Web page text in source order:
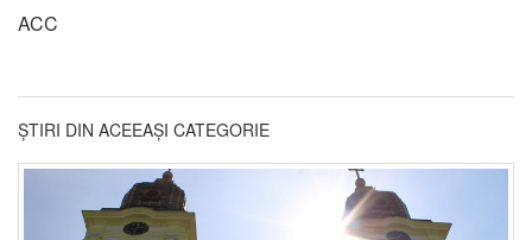
ACC
ȘTIRI DIN ACEEAȘI CATEGORIE